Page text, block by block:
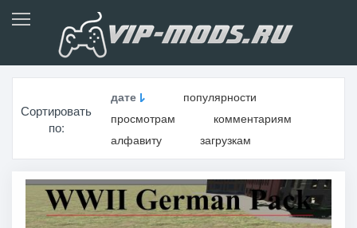
Сортировать
по:
дате
популярности
просмотрам
комментариям
алфавиту
загрузкам